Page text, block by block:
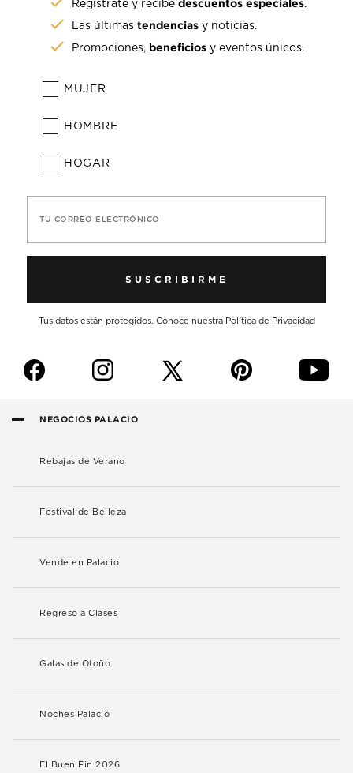
Regístrate y recibedescuentos especiales.
Las últimastendencias y noticias.
Promociones, beneficios y eventos únicos.
MUJER
HOMBRE
HOGAR
TU CORREO ELECTRÓNICO
SUSCRIBIRME
Tus datos están protegidos. Conoce nuestra Política de Privacidad
f i p y
NEGOCIOS PALACIO
Rebajas de Verano
Festival de Belleza
Vende en Palacio
Regreso a Clases
Galas de Otoño
Noches Palacio
El Buen Fin 2026